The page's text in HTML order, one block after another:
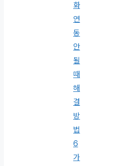
화
연
동
안
될
때
해
결
방
법
6
가